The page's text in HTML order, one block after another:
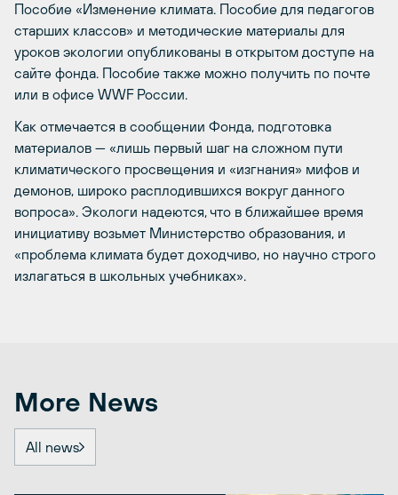
Пособие «Изменение климата. Пособие для педагогов
старших классов» и методические материалы для
уроков экологии опубликованы в открытом доступе на
сайте фонда. Пособие также можно получить по почте
или в офисе WWF России.
Как отмечается в сообщении Фонда, подготовка
материалов — «лишь первый шаг на сложном пути
климатического просвещения и «изгнания» мифов и
демонов, широко расплодившихся вокруг данного
вопроса». Экологи надеются, что в ближайшее время
инициативу возьмет Министерство образования, и
«проблема климата будет доходчиво, но научно строго
излагаться в школьных учебниках».
More News
All news